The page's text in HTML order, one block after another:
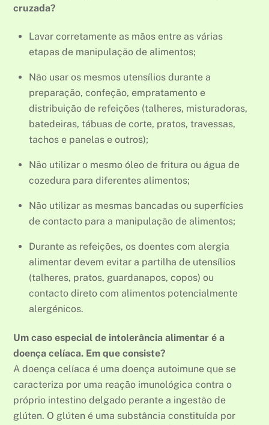
cruzada?
Lavar corretamente as mãos entre as várias
etapas de manipulação de alimentos;
Não usar os mesmos utensílios durante a
preparação, confeção, empratamento e
distribuição de refeições (talheres, misturadoras,
batedeiras, tábuas de corte, pratos, travessas,
tachos e panelas e outros);
Não utilizar o mesmo óleo de fritura ou água de
cozedura para diferentes alimentos;
Não utilizar as mesmas bancadas ou superfícies
de contacto para a manipulação de alimentos;
Durante as refeições, os doentes com alergia
alimentar devem evitar a partilha de utensílios
(talheres, pratos, guardanapos, copos) ou
contacto direto com alimentos potencialmente
alergénicos.
Um caso especial de intolerância alimentar é a
doença celíaca. Em que consiste?
A doença celíaca é uma doença autoimune que se
caracteriza por uma reação imunológica contra o
próprio intestino delgado perante a ingestão de
glúten. O glúten é uma substância constituída por